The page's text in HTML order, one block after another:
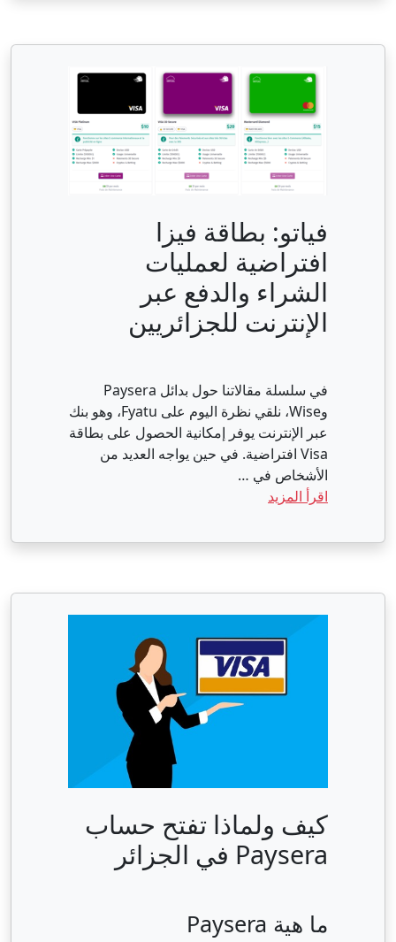
فياتو: بطاقة فيزا
افتراضية لعمليات
الشراء والدفع عبر
الإنترنت للجزائريين
في سلسلة مقالاتنا حول بدائل Paysera
وWise، نلقي نظرة اليوم على Fyatu، وهو بنك
عبر الإنترنت يوفر إمكانية الحصول على بطاقة
Visa افتراضية. في حين يواجه العديد من
الأشخاص في …
اقرأ المزيد
كيف ولماذا تفتح حساب
Paysera في الجزائر
ما هية Paysera